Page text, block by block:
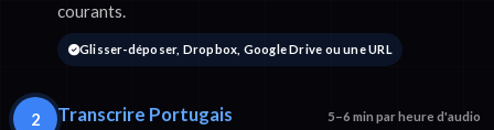
courants.
Glisser-déposer, Dropbox, Google Drive ou une URL
2 Transcrire Portugais 5–6 min par heure d'audio